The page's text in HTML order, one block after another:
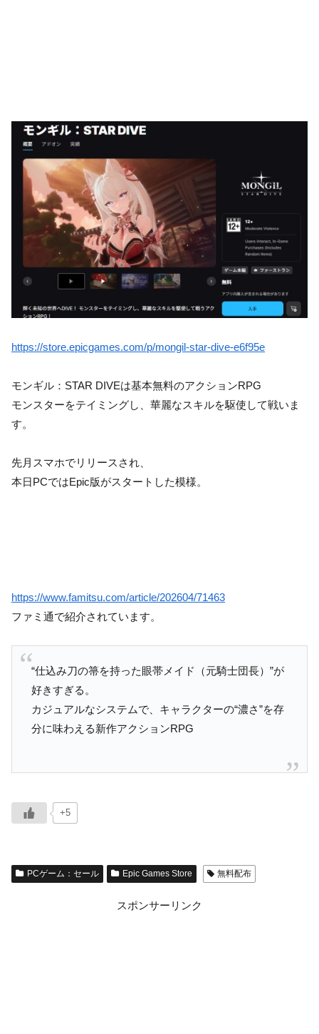
https://store.epicgames.com/p/mongil-star-dive-e6f95e
モンギル：STAR DIVEは基本無料のアクションRPG
モンスターをテイミングし、華麗なスキルを駆使して戦いま
す。
先月スマホでリリースされ、
本日PCではEpic版がスタートした模様。
https://www.famitsu.com/article/202604/71463
ファミ通で紹介されています。
“仕込み刀の箒を持った眼帯メイド（元騎士団長）”が
好きすぎる。
カジュアルなシステムで、キャラクターの“濃さ”を存
分に味わえる新作アクションRPG
+5
PCゲーム：セール Epic Games Store 無料配布
スポンサーリンク